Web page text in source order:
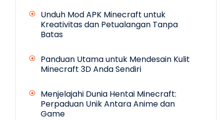
Unduh Mod APK Minecraft untuk
Kreativitas dan Petualangan Tanpa
Batas
Panduan Utama untuk Mendesain Kulit
Minecraft 3D Anda Sendiri
Menjelajahi Dunia Hentai Minecraft:
Perpaduan Unik Antara Anime dan
Game